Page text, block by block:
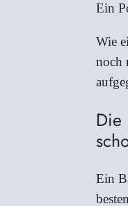
Ein
Wie
noch
Die
Ein